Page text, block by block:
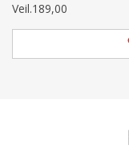
Veil.189,00